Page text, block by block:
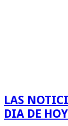
LAS
DIA DE